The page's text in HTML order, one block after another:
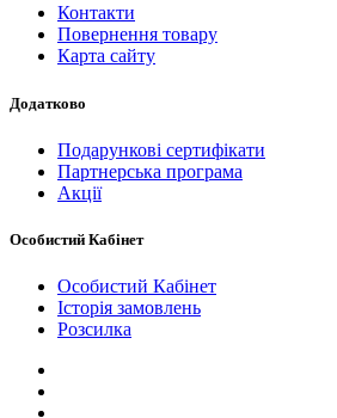
Контакти
Повернення товару
Карта сайту
Додатково
Подарункові сертифікати
Партнерська програма
Акції
Особистий Кабінет
Особистий Кабінет
Історія замовлень
Розсилка